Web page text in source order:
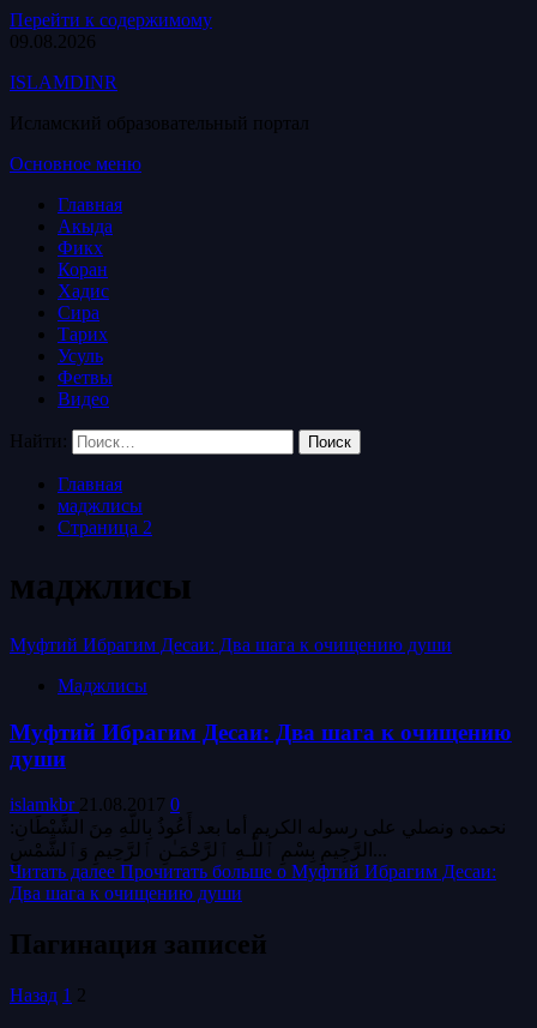
Перейти к содержимому
09.08.2026
ISLAMDINR
Исламский образовательный портал
Основное меню
Главная
Акыда
Фикх
Коран
Хадис
Сира
Тарих
Усуль
Фетвы
Видео
Найти:
Главная
маджлисы
Страница 2
маджлисы
Муфтий Ибрагим Десаи: Два шага к очищению души
Маджлисы
Муфтий Ибрагим Десаи: Два шага к очищению
души
islamkbr 21.08.2017 0
:نحمده ونصلي على رسوله الكريم أما بعد أَعُوذُ بِاللَّهِ مِنَ الشَّيْطَانِ
Читать далее Прочитать больше о Муфтий Ибрагим Десаи:
Два шага к очищению души
Пагинация записей
Назад 1 2